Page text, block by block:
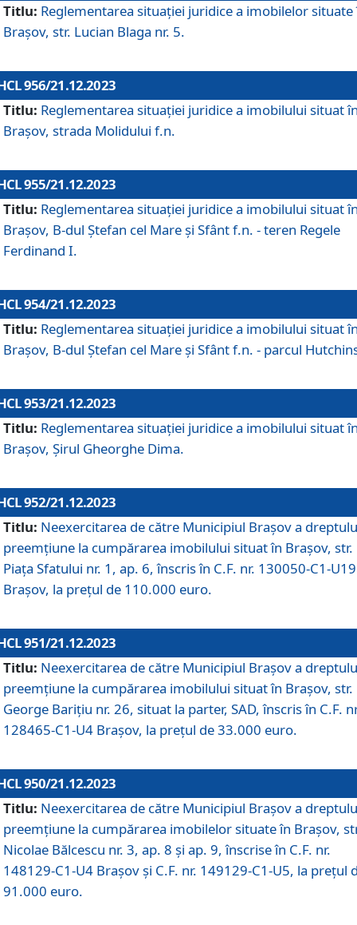
Titlu: Reglementarea situației juridice a imobilelor situate
Brașov, str. Lucian Blaga nr. 5.
956/21.12.2023
Titlu: Reglementarea situației juridice a imobilului situat
Brașov, strada Molidului f.n.
955/21.12.2023
Titlu: Reglementarea situației juridice a imobilului situat
Brașov, B-dul Ștefan cel Mare și Sfânt f.n. - teren Regele
Ferdinand I.
954/21.12.2023
Titlu: Reglementarea situației juridice a imobilului situat
Brașov, B-dul Ștefan cel Mare și Sfânt f.n. - parcul
953/21.12.2023
Titlu: Reglementarea situației juridice a imobilului situat
Brașov, Șirul Gheorghe Dima.
952/21.12.2023
Titlu: Neexercitarea de către Municipiul Brașov a
preemțiune la cumpărarea imobilului situat în Brașov, str.
Piața Sfatului nr. 1, ap. 6, înscris în C.F. nr. 130050-C1-U19
Brașov, la prețul de 110.000 euro.
951/21.12.2023
Titlu: Neexercitarea de către Municipiul Brașov a
preemțiune la cumpărarea imobilului situat în Brașov, str.
George Barițiu nr. 26, situat la parter, SAD, înscris în C.F.
128465-C1-U4 Brașov, la prețul de 33.000 euro.
950/21.12.2023
Titlu: Neexercitarea de către Municipiul Brașov a
preemțiune la cumpărarea imobilelor situate în Brașov,
Nicolae Bălcescu nr. 3, ap. 8 și ap. 9, înscrise în C.F. nr.
148129-C1-U4 Brașov și C.F. nr. 149129-C1-U5, la prețul
91.000 euro.